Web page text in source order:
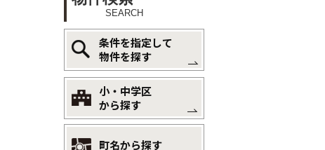
SEARCH
条件を指定して
物件を探す
小・中学区
から探す
町名から探す